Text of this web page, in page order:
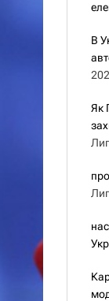
В
Як